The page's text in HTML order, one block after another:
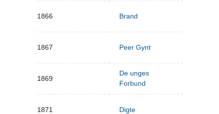
1866 Brand
1867 Peer Gynt
1869
De unges
Forbund
1871 Digte